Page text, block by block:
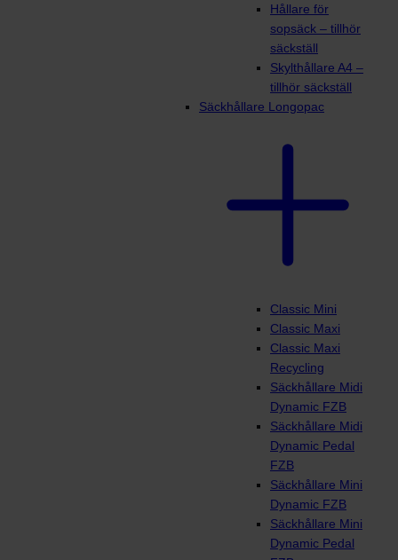
Hållare för
sopsäck – tillhör
säckställ
Skylthållare A4 –
tillhör säckställ
Säckhållare Longopac
Classic Mini
Classic Maxi
Classic Maxi
Recycling
Säckhållare Midi
Dynamic FZB
Säckhållare Midi
Dynamic Pedal
FZB
Säckhållare Mini
Dynamic FZB
Säckhållare Mini
Dynamic Pedal